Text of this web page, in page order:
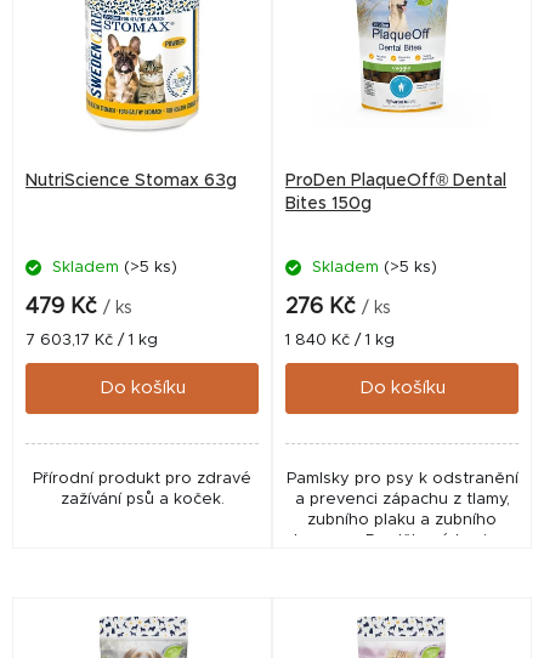
NutriScience Stomax 63g
Skladem (>5 ks)
479 Kč / ks
Měrná
cena:
7 603,17 Kč / 1 kg
Do košíku
Přírodní produkt pro zdravé
zažívání psů a koček.
ProDen PlaqueOff® Dental
Bites 150g
Skladem (>5 ks)
276 Kč / ks
Měrná
cena:
1 840 Kč / 1 kg
Do košíku
Pamlsky pro psy k odstranění
a prevenci zápachu z tlamy,
zubního plaku a zubního
kamene. Doplňkové krmivo.